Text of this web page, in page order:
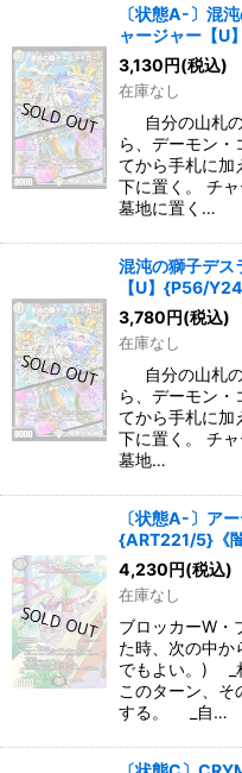
〔状態A-〕混
ャージャー【U
3,130 円(税込)
在庫なし
自分の山札の
ら、デーモン・
てから手札に加
下に置く。 チ
墓地に置く…
混沌の獅子デス
【U】{P56/
3,780 円(税込)
在庫なし
自分の山札の
ら、デーモン・
てから手札に加
下に置く。 チ
墓地…
〔状態A-〕ア
{ART221/5}《闇
4,230 円(税込)
在庫なし
ブロッカーW・
た時、次の中か
でもよい。) _
このターン、
する。 _自…